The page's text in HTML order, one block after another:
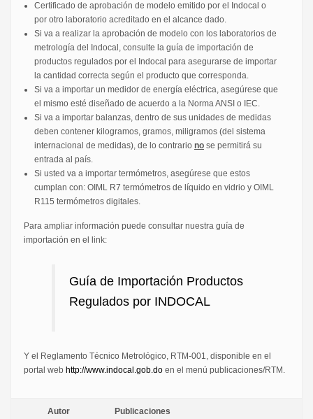
Certificado de aprobación de modelo emitido por el Indocal o
por otro laboratorio acreditado en el alcance dado.
Si va a realizar la aprobación de modelo con los laboratorios de
metrología del Indocal, consulte la guía de importación de
productos regulados por el Indocal para asegurarse de importar
la cantidad correcta según el producto que corresponda.
Si va a importar un medidor de energía eléctrica, asegúrese que
el mismo esté diseñado de acuerdo a la Norma ANSI o IEC.
Si va a importar balanzas, dentro de sus unidades de medidas
deben contener kilogramos, gramos, miligramos (del sistema
internacional de medidas), de lo contrario no se permitirá su
entrada al país.
Si usted va a importar termómetros, asegúrese que estos
cumplan con: OIML R7 termómetros de líquido en vidrio y OIML
R115 termómetros digitales.
Para ampliar información puede consultar nuestra guía de
importación en el link:
Guía de Importación Productos
Regulados por INDOCAL
Y el Reglamento Técnico Metrológico, RTM-001, disponible en el
portal web http://www.indocal.gob.do en el menú publicaciones/RTM.
Autor Publicaciones